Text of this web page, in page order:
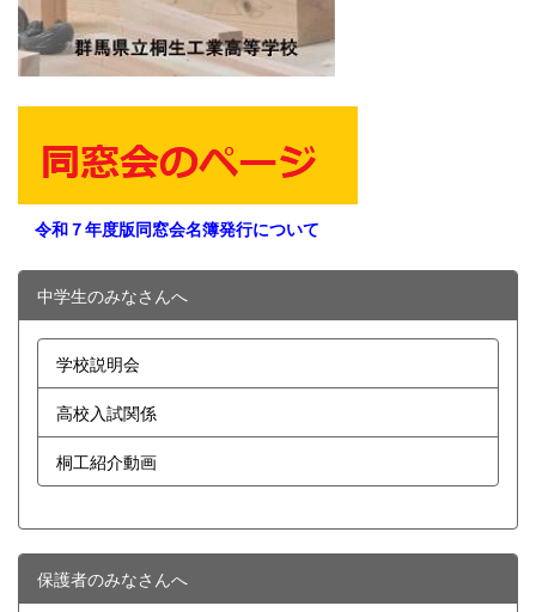
令和７年度版同窓会名簿発行について
中学生のみなさんへ
学校説明会
高校入試関係
桐工紹介動画
保護者のみなさんへ